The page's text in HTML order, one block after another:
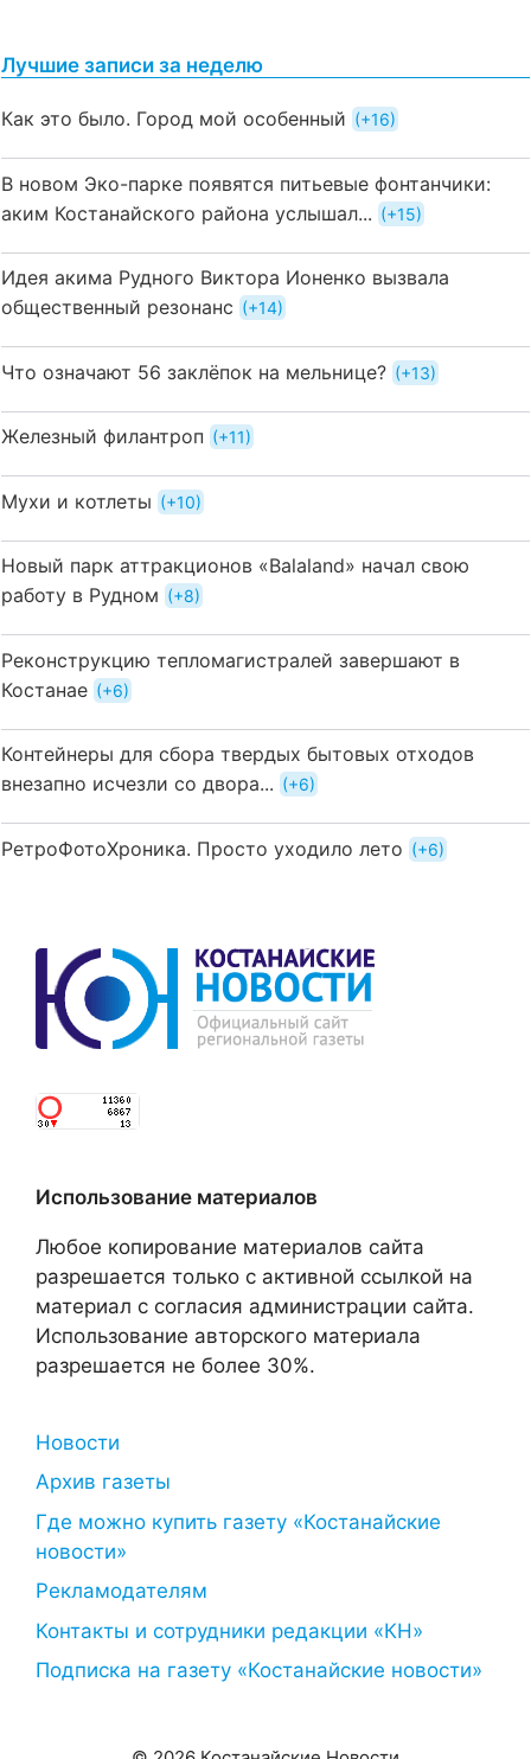
Лучшие записи за неделю
Как это было. Город мой особенный +16
В новом Эко-парке появятся питьевые фонтанчики:
аким Костанайского района услышал...
+15
Идея акима Рудного Виктора Ионенко вызвала
общественный резонанс
+14
Что означают 56 заклёпок на мельнице? +13
Железный филантроп +11
Мухи и котлеты +10
Новый парк аттракционов «Balaland» начал свою
работу в Рудном
+8
Реконструкцию тепломагистралей завершают в
Костанае
+6
Контейнеры для сбора твердых бытовых отходов
внезапно исчезли со двора...
+6
РетроФотоХроника. Просто уходило лето +6
Использование материалов
Любое копирование материалов сайта
разрешается только с активной ссылкой на
материал с согласия администрации сайта.
Использование авторского материала
разрешается не более 30%.
Новости
Архив газеты
Где можно купить газету «Костанайские
новости»
Рекламодателям
Контакты и сотрудники редакции «КН»
Подписка на газету «Костанайские новости»